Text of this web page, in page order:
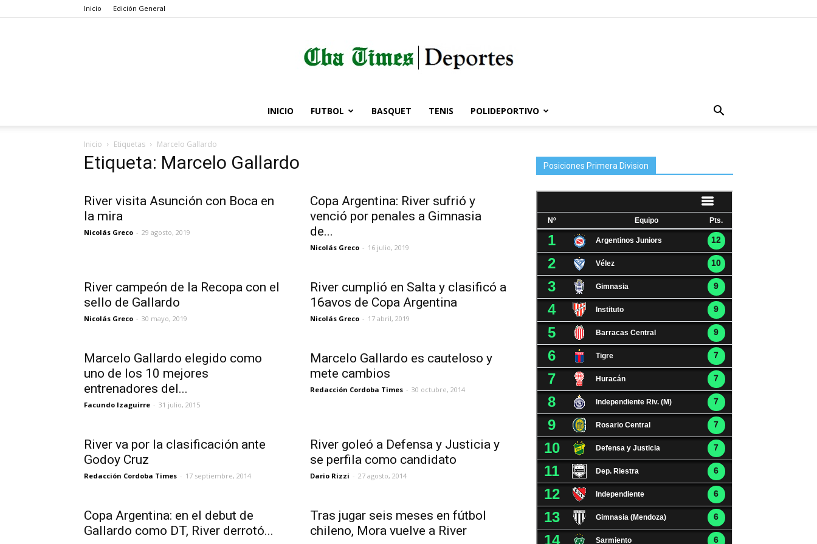
Inicio Edición General
Córdoba
INICIO FUTBOL BASQUET TENIS POLIDEPORTIVO
Inicio Etiquetas Marcelo Gallardo
Etiqueta: Marcelo Gallardo
River visita Asunción con Boca en
la mira
Nicolás Greco - 29 agosto, 2019
Copa Argentina: River sufrió y
venció por penales a Gimnasia
de...
Nicolás Greco - 16 julio, 2019
River campeón de la Recopa con el
sello de Gallardo
Nicolás Greco - 30 mayo, 2019
River cumplió en Salta y clasificó a
16avos de Copa Argentina
Nicolás Greco - 17 abril, 2019
Marcelo Gallardo elegido como
uno de los 10 mejores
entrenadores del...
Facundo Izaguirre - 31 julio, 2015
Marcelo Gallardo es cauteloso y
mete cambios
Redacción Cordoba Times - 30 octubre, 2014
River va por la clasificación ante
Godoy Cruz
Redacción Cordoba Times - 17 septiembre, 2014
River goleó a Defensa y Justicia y
se perfila como candidato
Dario Rizzi - 27 agosto, 2014
Copa Argentina: en el debut de
Gallardo como DT, River derrotó...
Tras jugar seis meses en fútbol
chileno, Mora vuelve a River
Posiciones Primera Division